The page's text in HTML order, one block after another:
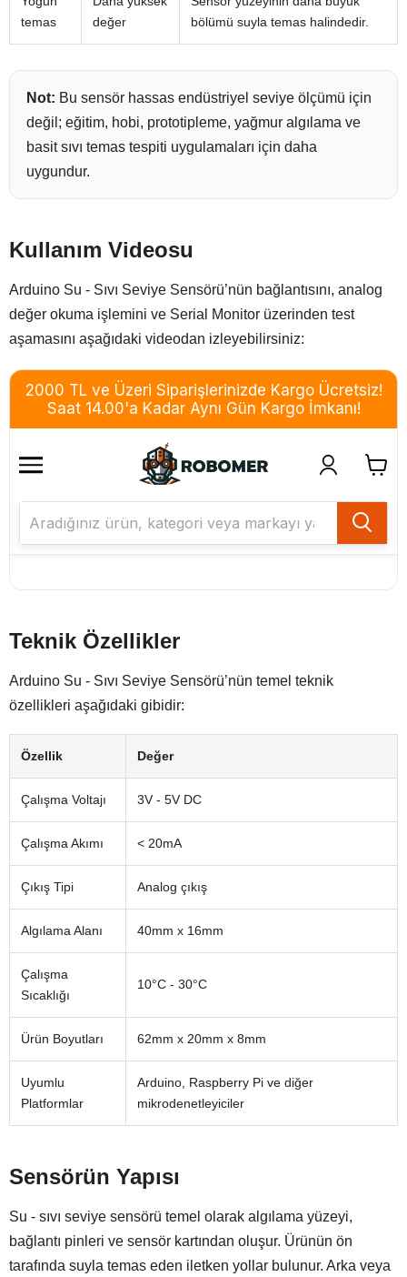
temas
değer
bölümü suyla temas halindedir.
Not: Bu sensör hassas endüstriyel seviye ölçümü için
değil; eğitim, hobi, prototipleme, yağmur algılama ve
basit sıvı temas tespiti uygulamaları için daha
uygundur.
Kullanım Videosu
Arduino Su - Sıvı Seviye Sensörü’nün bağlantısını, analog
değer okuma işlemini ve Serial Monitor üzerinden test
aşamasını aşağıdaki videodan izleyebilirsiniz:
Teknik Özellikler
Arduino Su - Sıvı Seviye Sensörü’nün temel teknik
özellikleri aşağıdaki gibidir:
Özellik Değer
Çalışma Voltajı 3V - 5V DC
Çalışma Akımı < 20mA
Çıkış Tipi Analog çıkış
Algılama Alanı 40mm x 16mm
Çalışma
Sıcaklığı
10°C - 30°C
Ürün Boyutları 62mm x 20mm x 8mm
Uyumlu
Platformlar
Arduino, Raspberry Pi ve diğer
mikrodenetleyiciler
Sensörün Yapısı
Su - sıvı seviye sensörü temel olarak algılama yüzeyi,
bağlantı pinleri ve sensör kartından oluşur. Ürünün ön
tarafında suyla temas eden iletken yollar bulunur. Arka veya